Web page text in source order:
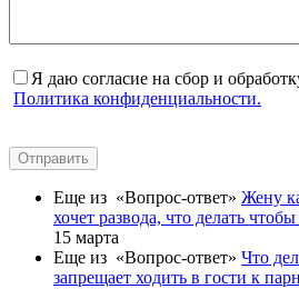
Я даю согласие на сбор и
Политика конфиденциальности.
Отправить
Еще из «Вопрос-ответ» Жену
хочет развода, что делать
15 марта
Еще из «Вопрос-ответ» Что
запрещает ходить в гости к